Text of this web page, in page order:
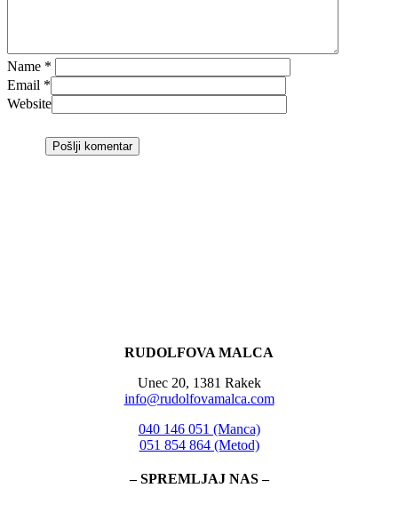
Name *
Email *
Website
RUDOLFOVA MALCA
Unec 20, 1381 Rakek
info@rudolfovamalca.com
040 146 051 (Manca)
051 854 864 (Metod)
– SPREMLJAJ NAS –